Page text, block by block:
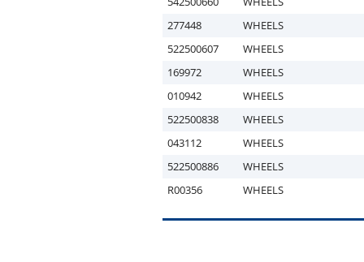
277448
WHEELS
522500607
WHEELS
169972
WHEELS
010942
WHEELS
522500838
WHEELS
043112
WHEELS
522500886
WHEELS
R00356
WHEELS